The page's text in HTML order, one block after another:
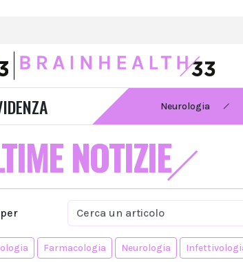
Neurologia
NOTIZIE
Farmacologia Neurologia